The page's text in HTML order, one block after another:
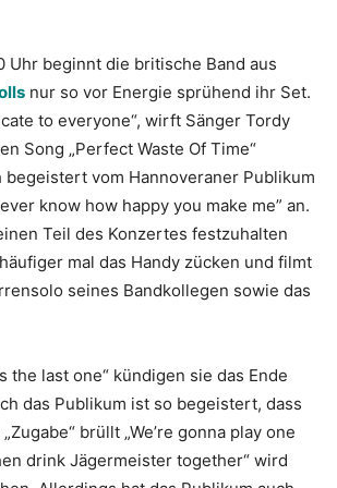
Uhr beginnt die britische Band aus
nur so vor Energie sprühend ihr Set.
to everyone“, wirft Sänger Tordy
Song „Perfect Waste Of Time“
begeistert vom Hannoveraner Publikum
know how happy you make me” an.
Teil des Konzertes festzuhalten
mal das Handy zücken und filmt
seines Bandkollegen sowie das
the last one“ kündigen sie das Ende
das Publikum ist so begeistert, dass
brüllt „We’re gonna play one
drink Jägermeister together“ wird